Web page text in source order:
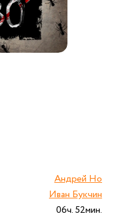
Андрей Но
Иван Букчин
06ч. 52мин.